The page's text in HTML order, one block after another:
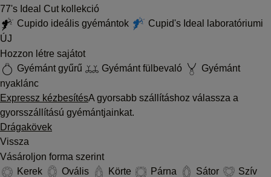
77's Ideal Cut kollekció
Cupido ideális gyémántok
Cupid's Ideal laboratóriumi
ÚJ
Hozzon létre sajátot
Gyémánt gyűrű
Gyémánt fülbevaló
Gyémánt
nyaklánc
Expressz kézbesítésA gyorsabb szállításhoz válassza a
gyorsszállítású gyémántjainkat.
Drágakövek
Vissza
Vásároljon forma szerint
Kerek
Ovális Körte Párna Sátor
Szív